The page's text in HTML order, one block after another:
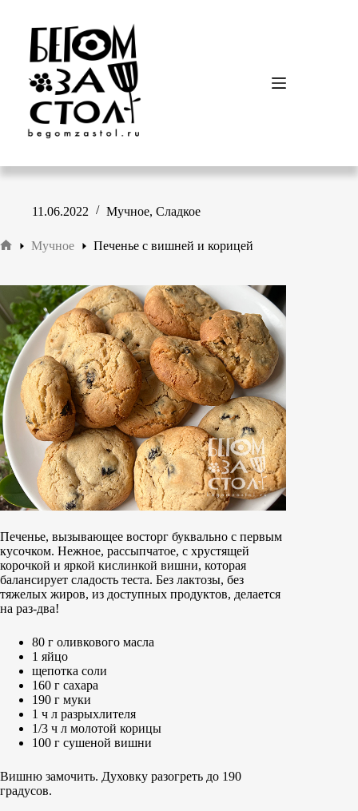
11.06.2022 Мучное, Сладкое
Мучное Печенье с вишней и корицей
Печенье, вызывающее восторг буквально с первым
кусочком. Нежное, рассыпчатое, с хрустящей
корочкой и яркой кислинкой вишни, которая
балансирует сладость теста. Без лактозы, без
тяжелых жиров, из доступных продуктов, делается
на раз-два!
80 г оливкового масла
1 яйцо
щепотка соли
160 г сахара
190 г муки
1 ч л разрыхлителя
1/3 ч л молотой корицы
100 г сушеной вишни
Вишню замочить. Духовку разогреть до 190
градусов.